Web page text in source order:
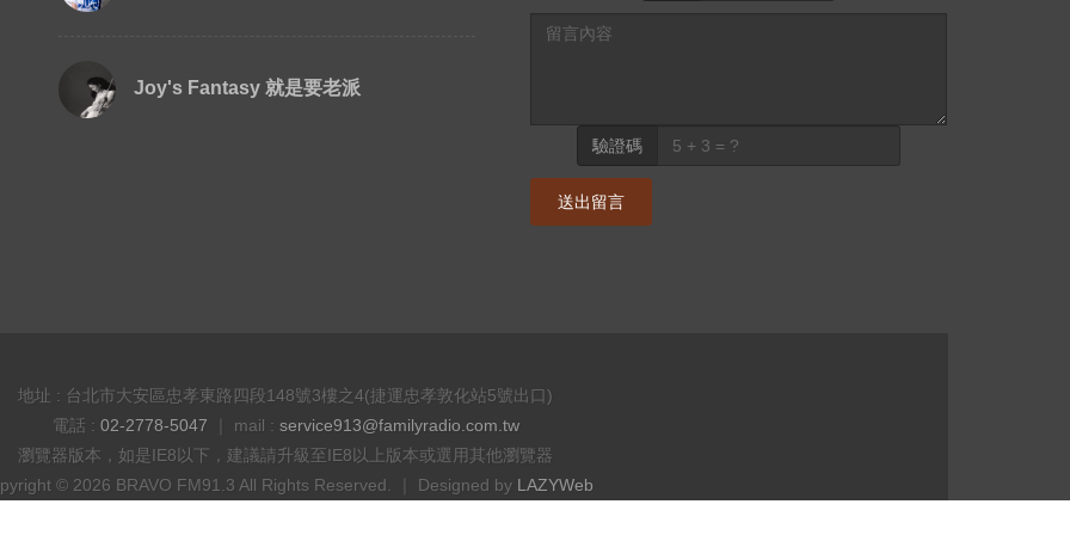
Joy's Fantasy 就是要老派
驗證碼
送出留言
地址 : 台北市大安區忠孝東路四段148號3樓之4(捷運忠孝敦化站5號出口)
電話 : 02-2778-5047 ｜ mail : service913@familyradio.com.tw
瀏覽器版本，如是IE8以下，建議請升級至IE8以上版本或選用其他瀏覽器
© 2026 BRAVO FM91.3 All Rights Reserved. ｜ Designed by LAZYWeb